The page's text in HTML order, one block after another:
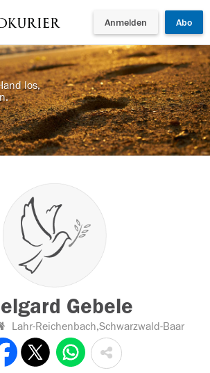
Anmelden Abo
los,
Gebele
Lahr-Reichenbach,Schwarzwald-Baar